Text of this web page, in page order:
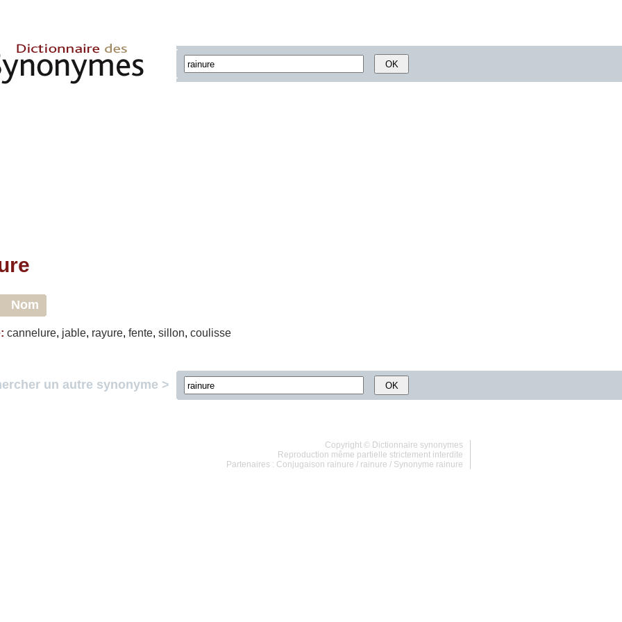
Nom
: cannelure, jable, rayure, fente, sillon, coulisse
un autre synonyme >
Copyright © Dictionnaire synonymes
Reproduction même partielle strictement interdite
Partenaires : Conjugaison rainure / rainure / Synonyme rainure